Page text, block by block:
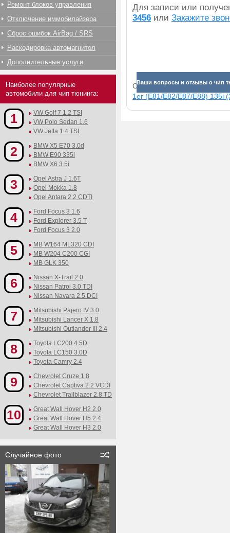
Для записи или
3456 или Закажите
Ваши вопросы и отзывы о чип
Смотрите прибавки для
1er (E81/E82/E87/E88) 135i
Ремонт блоков управления
Отключение иммобилайзера
Сброс ошибок AirBag / SRS
Раскодировка автомагнитол
Дополнительные услуги
Наиболее популярные
автомобили для чип тюнинга:
1
VW Golf 7 1.2 TSI
VW Polo Sedan 1.6
VW Jetta 1.4 TSI
2
BMW X5 E70 3.0d
BMW E90 335i
BMW X6 3.5i
3
Opel Astra J 1.6T
Opel Mokka 1.8
Opel Antara 2.2 CDTI
4
Ford Focus 3 1.6
Ford Explorer 3.5 T
Ford Focus 3 2.0
5
MB W164 ML320 CDI
MB W204 C200 CGI
MB GLK 350
6
Nissan X-Trail 2.0
Nissan Patrol 3.0 TDI
Nissan Navara 2.5 DCI
7
Mitsubishi Pajero IV 3.0
Mitsubishi Lancer X 1.8
Mitsubishi Outlander III 2.4
8
Toyota LC200 4.5D
Toyota LC150 3.0D
Toyota Camry 2.4
9
Chevrolet Cruze 1.8
Chevrolet Captiva 2.2 VCDI
Chevrolet Trailblazer 2.8 TD
10
Great Wall Hover H2 2.0
Great Wall Hover H5 2.4
Great Wall Hover H3 2.0
Случайное фото